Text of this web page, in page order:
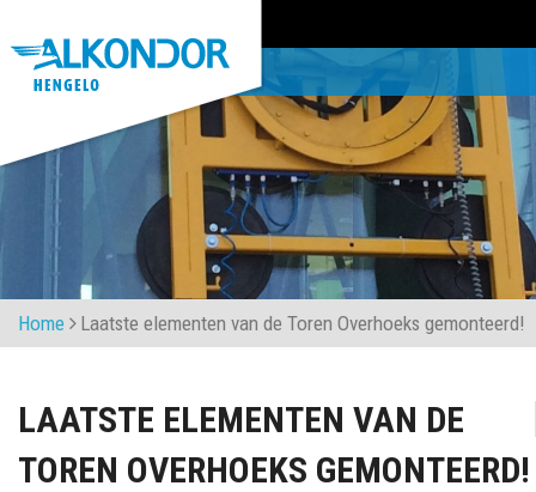
Home Laatste elementen van de Toren Overhoeks gemonteerd!
LAATSTE ELEMENTEN VAN DE
TOREN OVERHOEKS GEMONTEERD!